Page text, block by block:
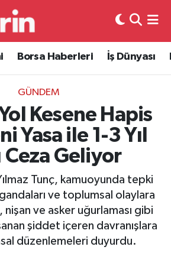
Borsa Haberleri İş Dünyası
GÜNDEM
Kesene Hapis
Yasa ile 1-3 Yıl
Ceza Geliyor
Tunç, kamuoyunda tepki
ve toplumsal olaylara
ve asker uğurlaması gibi
şiddet içeren davranışlara
düzenlemeleri duyurdu.
Durumu ve Fikstür